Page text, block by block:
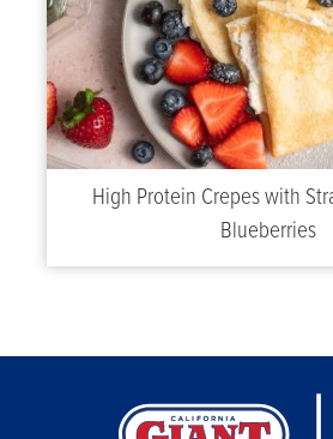
High Protein Crepes with
Blueberries